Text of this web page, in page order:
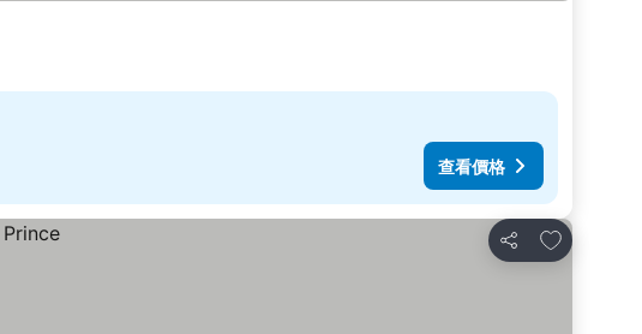
查看價格
分享
加入我的最愛